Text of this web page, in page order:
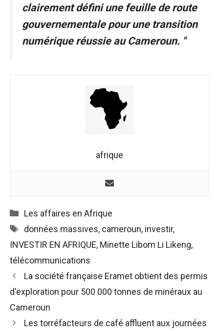
clairement défini une feuille de route
gouvernementale pour une transition
numérique réussie au Cameroun. "
afrique
Catégories
Les affaires en Afrique
Étiquettes
données massives, cameroun, investir,
INVESTIR EN AFRIQUE, Minette Libom Li Likeng,
télécommunications
Navigation
des
La société française Eramet obtient des permis
d'exploration pour 500 000 tonnes de minéraux au
Cameroun
Les torréfacteurs de café affluent aux journées